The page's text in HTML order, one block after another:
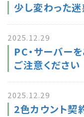
少し変わった
2025.12.29
PC・サーバー
ご注意ください
2025.12.29
2色カウント契